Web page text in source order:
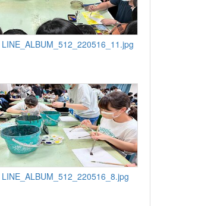
LINE_ALBUM_512_220516_11.jpg
LINE_ALBUM_512_220516_8.jpg